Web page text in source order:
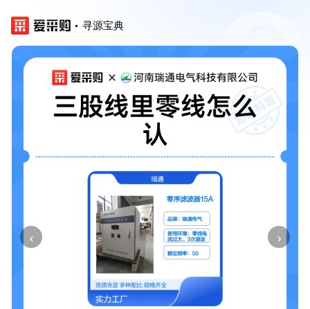
寻源宝典
‹ ›